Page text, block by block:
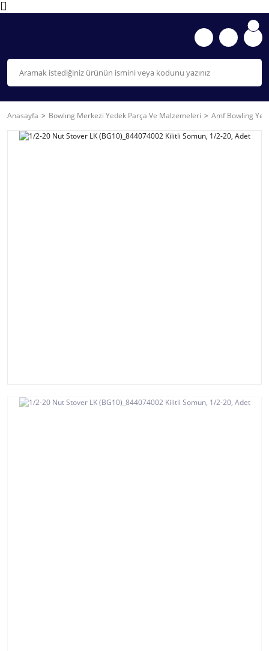
Anasayfa Bowlıng Merkezi Yedek Parça Ve Malzemeleri Amf Bowling